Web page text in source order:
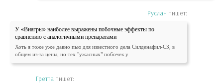
Руслан пишет:
У «Виагры» наиболее выражены побочные эффекты по
сравнению с аналогичными препаратами
Хоть я тоже уже давно пью для известного дела Силденафил-СЗ, в
общем из-за цены, но тех "ужасных" побочек у
Гретта пишет: